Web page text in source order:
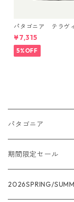
パタゴニア テラヴ
コッシュ 3L (カラー
Patagonia Terravia
Bag 3L 日本正規品
48835
¥7,315
5%OFF
パタゴニア
メンズ
R1
ウィメンズ
期間限定セール
★★★
2026SPRING/